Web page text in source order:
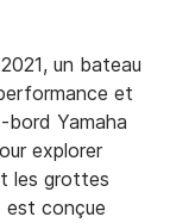
un bateau
et
bord Yamaha
explorer
les grottes
est conçue